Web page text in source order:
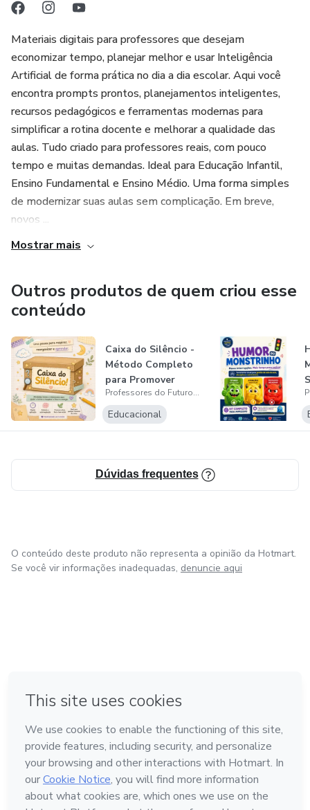
📌 Momentos de revisão de regras
Uma ferramenta simples, mas extremamente eficaz para
melhorar o comportamento e o clima da turma.
Materiais digitais para professores que desejam
economizar tempo, planejar melhor e usar Inteligência
Artificial de forma prática no dia a dia escolar. Aqui você
encontra prompts prontos, planejamentos inteligentes,
recursos pedagógicos e ferramentas modernas para
simplificar a rotina docente e melhorar a qualidade das
aulas. Tudo criado para professores reais, com pouco
tempo e muitas demandas. Ideal para Educação Infantil,
Ensino Fundamental e Ensino Médio. Uma forma simples
de modernizar suas aulas sem complicação. Em breve,
novos ...
Mostrar mais
Outros produtos de quem criou esse
conteúdo
Caixa do Silêncio -
Método Completo
para Promover
Calma, Foc...
Professores do Futuro | Mirieli Zanetti
Educacional
Dúvidas frequentes
O conteúdo deste produto não representa a opinião da Hotmart.
Se você vir informações inadequadas, denuncie aqui
Feito com ❤ na Cidade do México
Conheça a Hotmart